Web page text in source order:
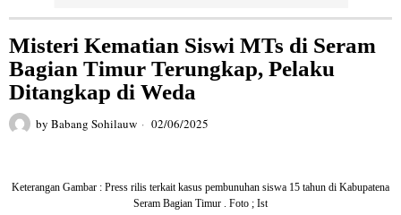
Misteri Kematian Siswi MTs di Seram
Bagian Timur Terungkap, Pelaku
Ditangkap di Weda
by Babang Sohilauw 02/06/2025
Keterangan Gambar : Press rilis terkait kasus pembunuhan siswa 15 tahun di Kabupatena
Seram Bagian Timur . Foto ; Ist